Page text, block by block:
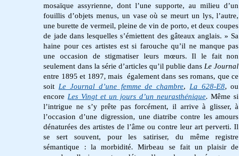
mosaïque assyrienne, dont l’une supporte, au milieu d’un
fouillis d’objets menus, un vase où se meurt un lys, l’autre,
une burette de vermeil, pleine de vin de porto, et deux coupes
de jade dans lesquelles s’émiettent des gâteaux anglais. » Sa
haine pour ces artistes est si farouche qu’il ne manque pas
une occasion de stigmatiser leurs mœurs. Il le fait non
seulement dans la série d’articles qu’il publie dans Le Journal
entre 1895 et 1897, mais également dans ses romans, que ce
soit Le Journal d’une femme de chambre, La 628-E8, ou
encore Les Vingt et un jours d’un neurasthénique. Même si
l’intrigue ne s’y prête pas forcément, il arrive à glisser, à
l’occasion d’une digression, une diatribe contre les amours
dénaturées des artistes de l’âme ou contre leur art perverti. Il
se sert souvent, pour les satiriser, du même registre
sémantique : la morbidité. Mirbeau se fait un plaisir de